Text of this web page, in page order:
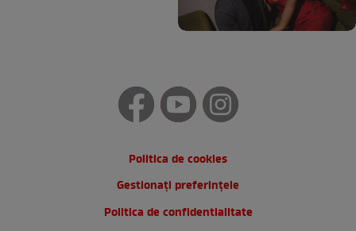
Politica de cookies
Gestionați preferințele
Politica de confidentialitate